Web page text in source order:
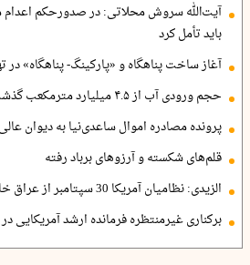
آیت‌الله سروش محلاتی: در صدورحکم
باید تأمل کرد
آغاز ساخت پناهگاه و «پارکینگ- پناهگاه» در
حجم ورودی آب از ۴.۵ میلیارد مترمکعب گذشت؛ دریاچه ارومیه جان گرفت
پرونده مصادره اموال ساعدی‌نیا به دیوان
قلم‌های شکسته و آرزوهای برباد رفته
الزیدی: نظامیان آمریکا 30 سپتامبر از عراق خارج می‌شوند
برکناری غیرمنتظره فرمانده ارشد آمریکایی در